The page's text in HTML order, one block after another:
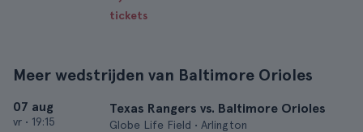
tickets
Meer wedstrijden van Baltimore Orioles
07 aug
vr • 19:15
Texas Rangers vs. Baltimore Orioles
Globe Life Field • Arlington